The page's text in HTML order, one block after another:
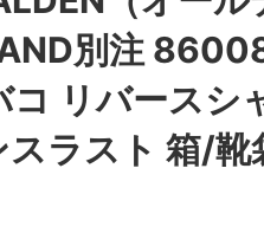
別注
コ リバースシ
スラスト 箱/靴